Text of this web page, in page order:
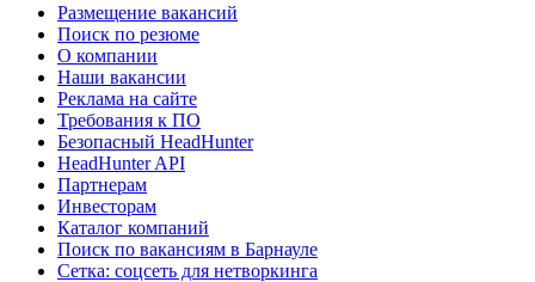
Размещение вакансий
Поиск по резюме
О компании
Наши вакансии
Реклама на сайте
Требования к ПО
Безопасный HeadHunter
HeadHunter API
Партнерам
Инвесторам
Каталог компаний
Поиск по вакансиям в Барнауле
Сетка: соцсеть для нетворкинга